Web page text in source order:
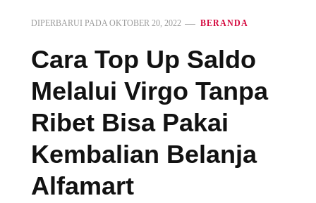
DIPERBARUI PADA OKTOBER 20, 2022 BERANDA
Cara Top Up Saldo
Melalui Virgo Tanpa
Ribet Bisa Pakai
Kembalian Belanja
Alfamart